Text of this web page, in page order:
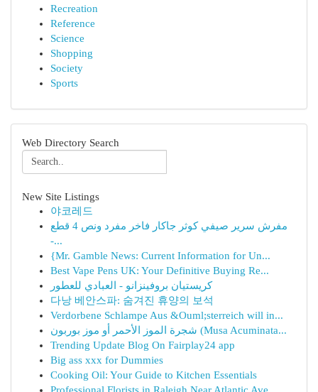
Recreation
Reference
Science
Shopping
Society
Sports
Web Directory Search
New Site Listings
야코레드
مفرش سرير صيفي كوثر جاكار فاخر مفرد ونص 4 قطع
-...
{Mr. Gamble News: Current Information for Un...
Best Vape Pens UK: Your Definitive Buying Re...
كريستيان بروفينزانو - العبادي للعطور
다낭 베안스파: 숨겨진 휴양의 보석
Verdorbene Schlampe Aus &Ouml;sterreich will in...
شجرة الموز الأحمر أو موز بوربون (Musa Acuminata...
Trending Update Blog On Fairplay24 app
Big ass xxx for Dummies
Cooking Oil: Your Guide to Kitchen Essentials